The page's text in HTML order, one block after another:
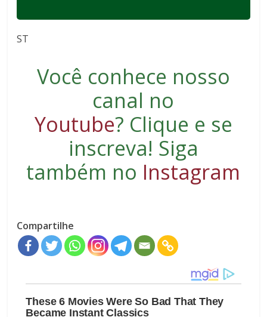
ST
Você conhece nosso
canal no
Youtube? Clique e se
inscreva! Siga
também no Instagram
Compartilhe